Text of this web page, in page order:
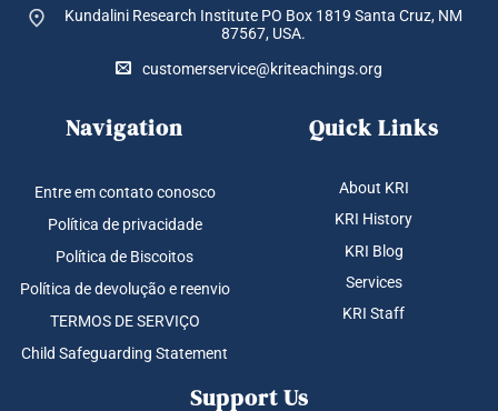
Kundalini Research Institute PO Box 1819 Santa Cruz, NM
87567, USA.
customerservice@kriteachings.org
Navigation
Entre em contato conosco
Política de privacidade
Política de Biscoitos
Política de devolução e reenvio
TERMOS DE SERVIÇO
Child Safeguarding Statement
Quick Links
About KRI
KRI History
KRI Blog
Services
KRI Staff
Support Us